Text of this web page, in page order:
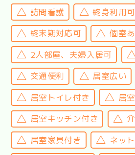
訪問看護
終身利用
終末期対応可
個室
2人部屋、夫婦入居可
交通便利
居室広い
居室トイレ付き
居
居室キッチン付き
居室家具付き
ネッ